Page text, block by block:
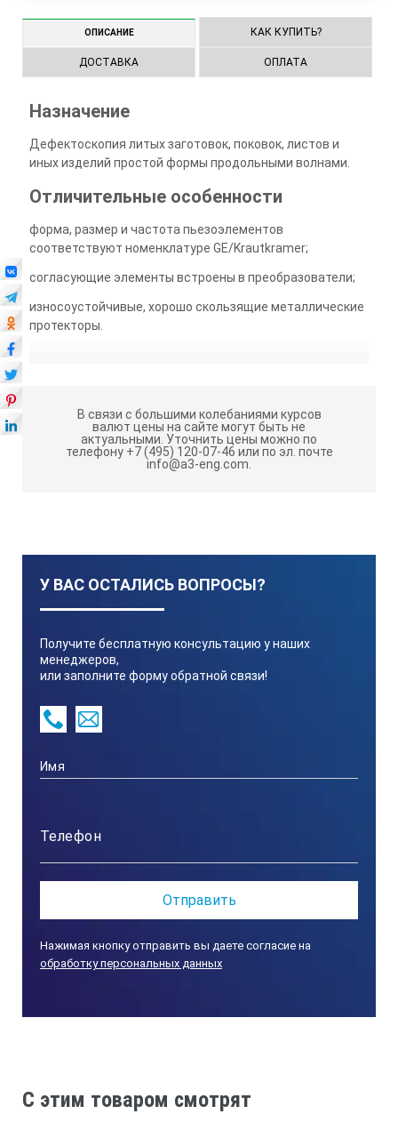
ОПИСАНИЕ КАК КУПИТЬ?
ДОСТАВКА ОПЛАТА
Назначение
Дефектоскопия литых заготовок, поковок, листов и
иных изделий простой формы продольными волнами.
Отличительные особенности
форма, размер и частота пьезоэлементов
соответствуют номенклатуре GE/Krautkramer;
согласующие элементы встроены в преобразователи;
износоустойчивые, хорошо скользящие металлические
протекторы.
В связи с большими колебаниями курсов
валют цены на сайте могут быть не
актуальными. Уточнить цены можно по
телефону +7 (495) 120-07-46 или по эл. почте
info@a3-eng.com.
У ВАС ОСТАЛИСЬ ВОПРОСЫ?
Получите бесплатную консультацию у наших
менеджеров,
или заполните форму обратной связи!
Нажимая кнопку отправить вы даете согласие на
обработку персональных данных
C этим товаром смотрят